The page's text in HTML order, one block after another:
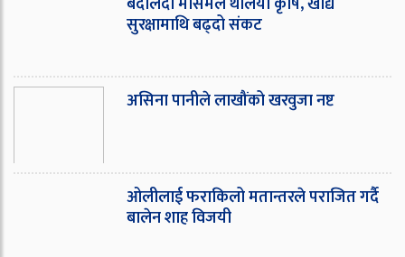
सुरक्षामाथि बढ्दो संकट
असिना पानीले लाखौंको खरवुजा नष्ट
ओ‌लीलाई फराकिलो मतान्तरले पराजित गर्दै
बालेन शाह विजयी